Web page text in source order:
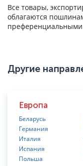
Все товары,
облагаются
Другие
Европа
Беларусь
Германия
Италия
Испания
Польша